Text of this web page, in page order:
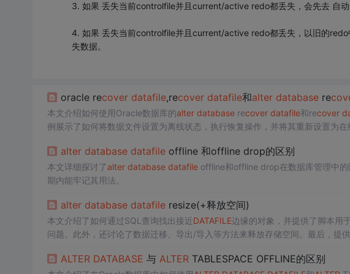
3. 如果 丢失当前controlfile并且current/active redo都丢失，会先去 自动
4. 如果 丢失当前controlfile并且current/active redo都丢失，以旧的
失数据。
oracle recover datafile,recover datafile和alter databasere
本文介绍如何使用Oracle数据库的alter databaserecover datafile和recover
例展示了如何将数据文件设置为离线状态，执行恢复操作，并将其重新设置为在
alter database datafileoffline 和offline drop的区别
本文详细探讨了alter database datafileoffline和offline drop在数据库管理中的
期内能牢记其用法。
alter database datafileresize(+释放空间)
本文介绍了如何通过SQL查询找出接近DATAFILE边缘的对象，并提供了脚本用
问题。此外，还讨论了数据迁移、导出/导入等方法来释放存储空间。最后，提
ALTER DATABASE 与 ALTERTABLESPACE OFFLINE的区别